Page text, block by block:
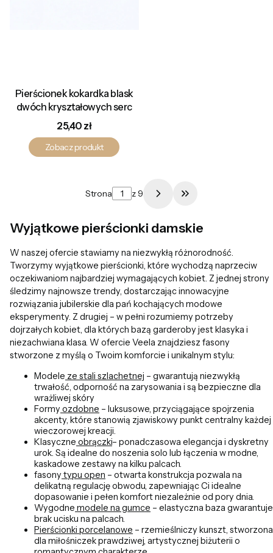
Pierścionek kokardka blask
dwóch kryształowych serc
Cena
25,40 zł
Zobacz produkt
Strona z 9 Przejdź do
Wyjątkowe pierścionki damskie
W naszej ofercie stawiamy na niezwykłą różnorodność.
Tworzymy wyjątkowe pierścionki, które wychodzą naprzeciw
oczekiwaniom najbardziej wymagających kobiet. Z jednej strony
śledzimy najnowsze trendy, dostarczając innowacyjne
rozwiązania jubilerskie dla pań kochających modowe
eksperymenty. Z drugiej – w pełni rozumiemy potrzeby
dojrzałych kobiet, dla których bazą garderoby jest klasyka i
niezachwiana klasa. W ofercie Veela znajdziesz fasony
stworzone z myślą o Twoim komforcie i unikalnym stylu:
Modele ze stali szlachetnej – gwarantują niezwykłą
trwałość, odporność na zarysowania i są bezpieczne dla
wrażliwej skóry
Formy ozdobne – luksusowe, przyciągające spojrzenia
akcenty, które stanowią zjawiskowy punkt centralny każdej
wieczorowej kreacji.
Klasyczne obrączki– ponadczasowa elegancja i dyskretny
urok. Są idealne do noszenia solo lub łączenia w modne,
kaskadowe zestawy na kilku palcach.
fasony typu open – otwarta konstrukcja pozwala na
delikatną regulację obwodu, zapewniając Ci idealne
dopasowanie i pełen komfort niezależnie od pory dnia.
Wygodne modele na gumce – elastyczna baza gwarantuje
brak ucisku na palcach.
Pierścionki porcelanowe – rzemieślniczy kunszt, stworzona
dla miłośniczek prawdziwej, artystycznej biżuterii o